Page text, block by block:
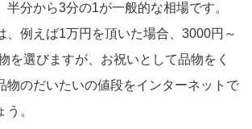
半分から3分の1が一般的な相場です。
、例えば1万円を頂いた場合、3000円～
を選びますが、お祝いとして品物をく
物のだいたいの値段をインターネットで
。